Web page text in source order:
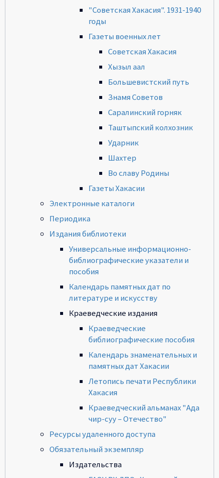
"Советская Хакасия". 1931-1940
годы
Газеты военных лет
Советская Хакасия
Хызыл аал
Большевистский путь
Знамя Советов
Саралинский горняк
Таштыпский колхозник
Ударник
Шахтер
Во славу Родины
Газеты Хакасии
Электронные каталоги
Периодика
Издания библиотеки
Универсальные информационно-
библиографические указатели и
пособия
Календарь памятных дат по
литературе и искусству
Краеведческие издания
Краеведческие
библиографические пособия
Календарь знаменательных и
памятных дат Хакасии
Летопись печати Республики
Хакасия
Краеведческий альманах "Ада
чир-суу – Отечество"
Ресурсы удаленного доступа
Обязательный экземпляр
Издательства